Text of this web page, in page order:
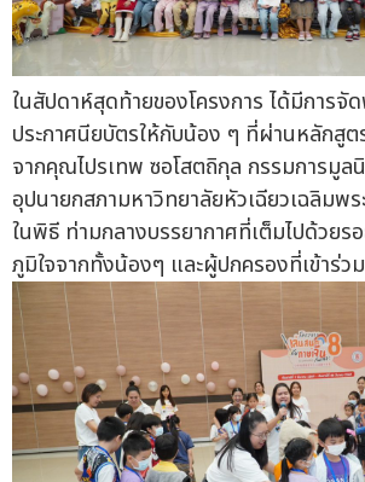
ในสัปดาห์สุดท้ายของโครงการ ได้มีการจั
ประกาศนียบัตรให้กับน้อง ๆ ที่ผ่านหลักสูต
จากคุณไปรเทพ ซอโสตถิกุล กรรมการมูล
อุปนายกสภามหาวิทยาลัยหัวเฉียวเฉลิมพร
ในพิธี ท่ามกลางบรรยากาศที่เต็มไปด้วยร
ภูมิใจจากทั้งน้องๆ และผู้ปกครองที่เข้าร่ว